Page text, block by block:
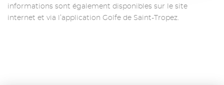
informations sont également disponibles sur le site
internet et via l’application Golfe de Saint-Tropez.